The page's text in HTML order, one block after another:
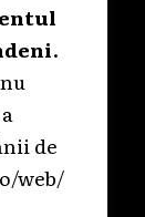
.
de
web/